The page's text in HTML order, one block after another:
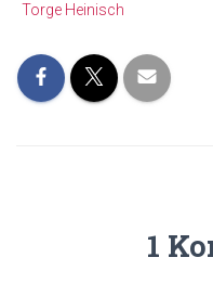
Torge Heinisch
1